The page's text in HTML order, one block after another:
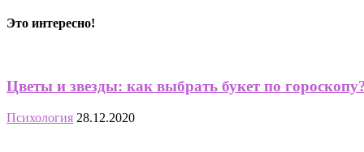
Это интересно!
Цветы и звезды: как выбрать букет по
Психология 28.12.2020